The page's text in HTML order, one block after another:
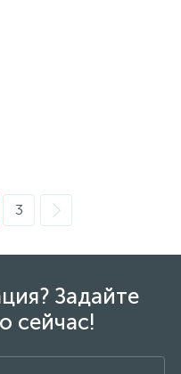
3
Задайте
сейчас!